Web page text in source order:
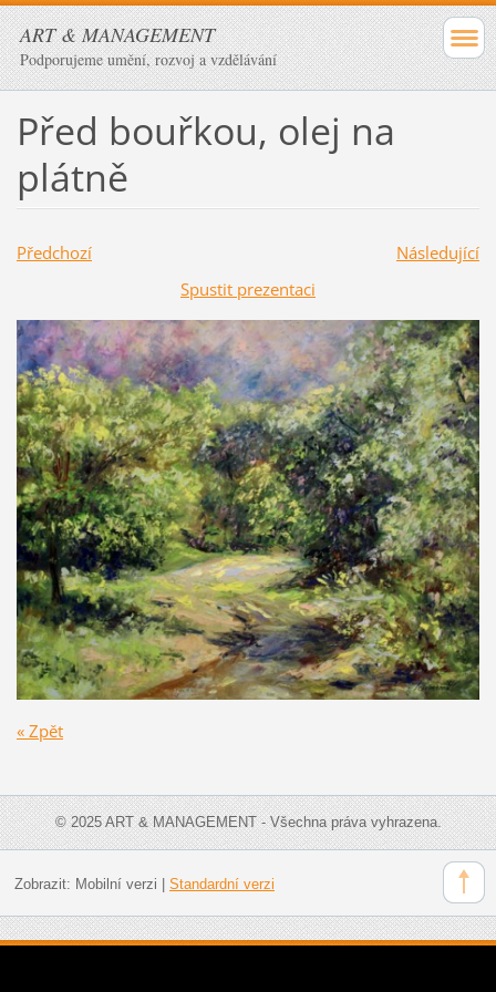
ART & MANAGEMENT
Podporujeme umění, rozvoj a vzdělávání
Před bouřkou, olej na
plátně
Předchozí
Následující
Spustit prezentaci
« Zpět
© 2025 ART & MANAGEMENT - Všechna práva vyhrazena.
Zobrazit: Mobilní verzi Standardní verzi